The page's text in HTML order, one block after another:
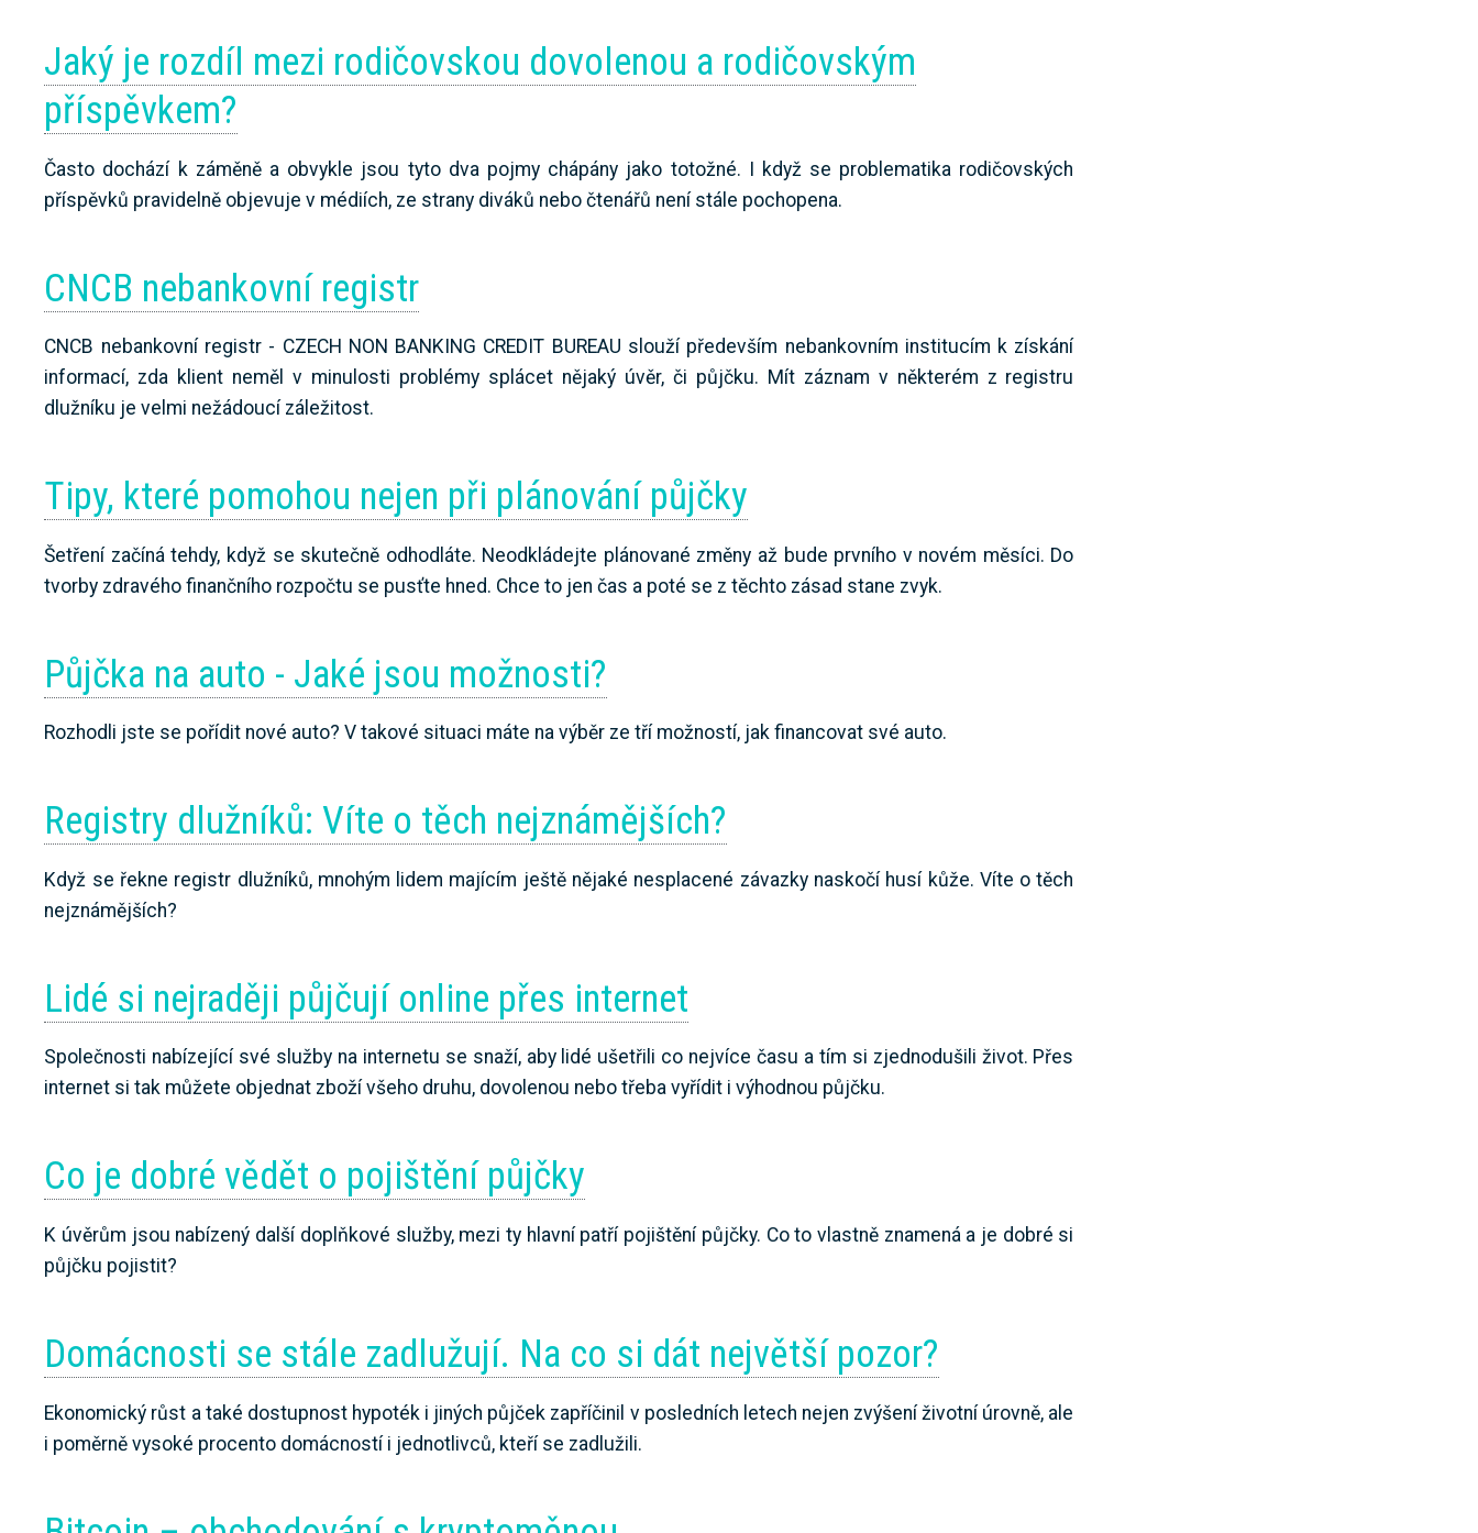
Jaký je rozdíl mezi rodičovskou dovolenou a rodičovským
příspěvkem?
Často dochází k záměně a obvykle jsou tyto dva pojmy chápány jako totožné. I když se problematika rodičovských
příspěvků pravidelně objevuje v médiích, ze strany diváků nebo čtenářů není stále pochopena.
CNCB nebankovní registr
CNCB nebankovní registr - CZECH NON BANKING CREDIT BUREAU slouží především nebankovním institucím k získání
informací, zda klient neměl v minulosti problémy splácet nějaký úvěr, či půjčku. Mít záznam v některém z registru
dlužníku je velmi nežádoucí záležitost.
Tipy, které pomohou nejen při plánování půjčky
Šetření začíná tehdy, když se skutečně odhodláte. Neodkládejte plánované změny až bude prvního v novém měsíci. Do
tvorby zdravého finančního rozpočtu se pusťte hned. Chce to jen čas a poté se z těchto zásad stane zvyk.
Půjčka na auto - Jaké jsou možnosti?
Rozhodli jste se pořídit nové auto? V takové situaci máte na výběr ze tří možností, jak financovat své auto.
Registry dlužníků: Víte o těch nejznámějších?
Když se řekne registr dlužníků, mnohým lidem majícím ještě nějaké nesplacené závazky naskočí husí kůže. Víte o těch
nejznámějších?
Lidé si nejraději půjčují online přes internet
Společnosti nabízející své služby na internetu se snaží, aby lidé ušetřili co nejvíce času a tím si zjednodušili život. Přes
internet si tak můžete objednat zboží všeho druhu, dovolenou nebo třeba vyřídit i výhodnou půjčku.
Co je dobré vědět o pojištění půjčky
K úvěrům jsou nabízený další doplňkové služby, mezi ty hlavní patří pojištění půjčky. Co to vlastně znamená a je dobré si
půjčku pojistit?
Domácnosti se stále zadlužují. Na co si dát největší pozor?
Ekonomický růst a také dostupnost hypoték i jiných půjček zapříčinil v posledních letech nejen zvýšení životní úrovně, ale
i poměrně vysoké procento domácností i jednotlivců, kteří se zadlužili.